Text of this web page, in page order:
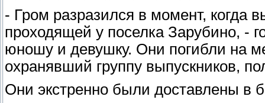
- Гром разразился в момент,
проходящей у поселка Зарубино, -
юношу и девушку. Они погибли на
охранявший группу выпускников,
Они экстренно были доставлены в